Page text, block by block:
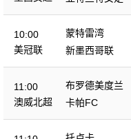
10:00
美冠联
蒙特雷湾
新墨西哥联
11:00
澳威北超
布罗德美度兰
卡帕FC